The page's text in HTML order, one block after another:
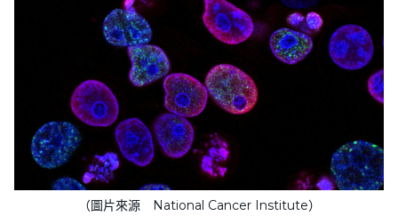
（圖片來源 National Cancer Institute）